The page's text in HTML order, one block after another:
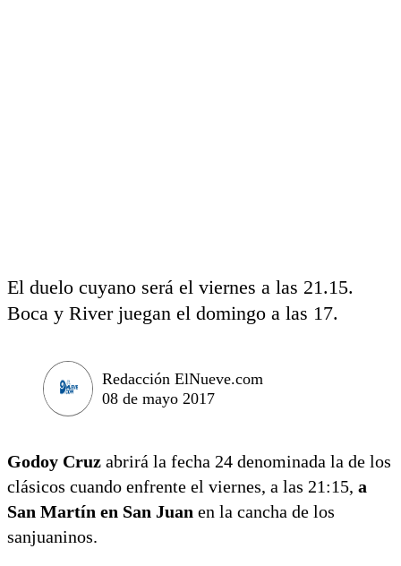
El duelo cuyano será el viernes a las 21.15.
Boca y River juegan el domingo a las 17.
Redacción ElNueve.com
08 de mayo 2017
Godoy Cruz abrirá la fecha 24 denominada la de los
clásicos cuando enfrente el viernes, a las 21:15, a
San Martín en San Juan en la cancha de los
sanjuaninos.